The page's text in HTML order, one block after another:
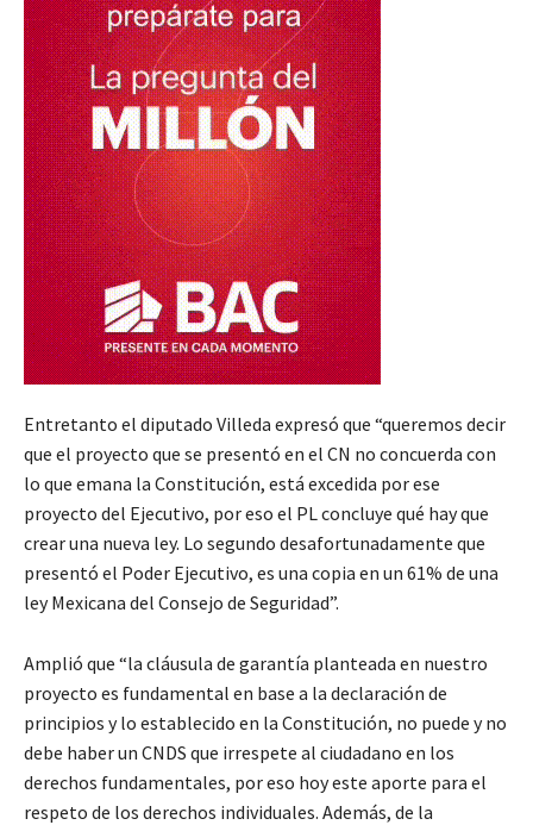
Entretanto el diputado Villeda expresó que “queremos decir
que el proyecto que se presentó en el CN no concuerda con
lo que emana la Constitución, está excedida por ese
proyecto del Ejecutivo, por eso el PL concluye qué hay que
crear una nueva ley. Lo segundo desafortunadamente que
presentó el Poder Ejecutivo, es una copia en un 61% de una
ley Mexicana del Consejo de Seguridad”.
Amplió que “la cláusula de garantía planteada en nuestro
proyecto es fundamental en base a la declaración de
principios y lo establecido en la Constitución, no puede y no
debe haber un CNDS que irrespete al ciudadano en los
derechos fundamentales, por eso hoy este aporte para el
respeto de los derechos individuales. Además, de la